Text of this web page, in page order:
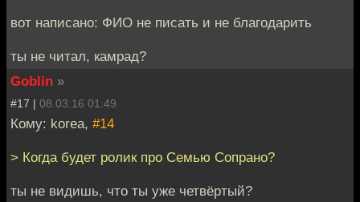
вот написано: ФИО не писать и не благодарить
ты не читал, камрад?
Goblin »
#17 | 08.03.16 01:49
Кому: korea, #14
> Когда будет ролик про Семью Сопрано?
ты не видишь, что ты уже четвёртый?